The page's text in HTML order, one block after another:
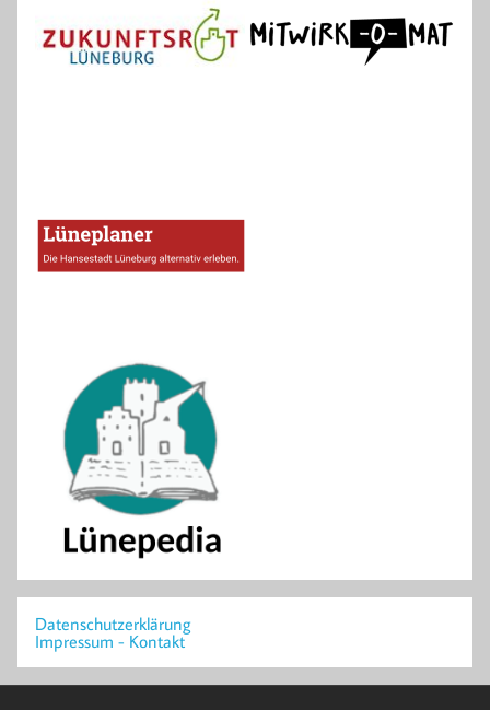
Datenschutzerklärung
Impressum - Kontakt